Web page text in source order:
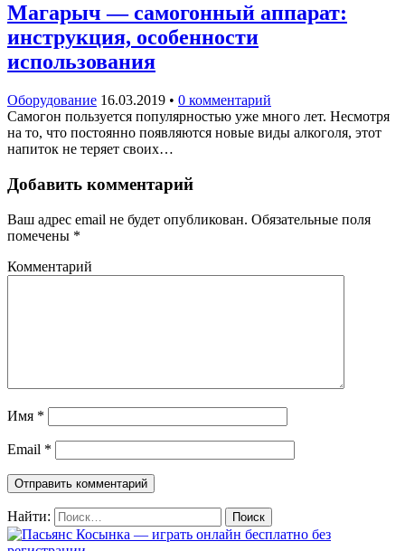
Магарыч — самогонный аппарат:
инструкция, особенности
использования
Оборудование 16.03.2019 • 0 комментарий
Самогон пользуется популярностью уже много лет. Несмотря
на то, что постоянно появляются новые виды алкоголя, этот
напиток не теряет своих…
Добавить комментарий
Ваш адрес email не будет опубликован. Обязательные поля
помечены *
Комментарий
Имя *
Email *
Найти: